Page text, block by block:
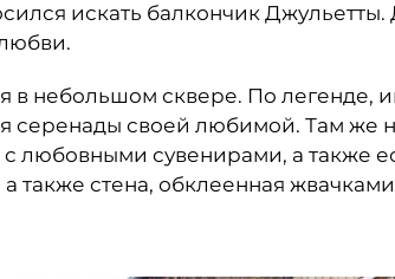
искать балкончик Джульетты.
в небольшом сквере. По легенде,
серенады своей любимой. Там же
с любовными сувенирами, а также
также стена, обклеенная